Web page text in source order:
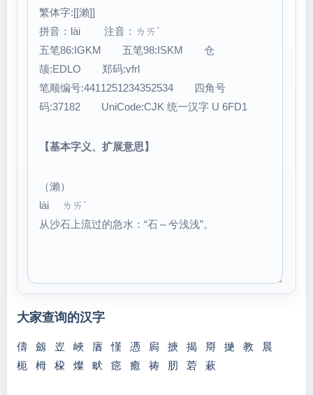
繁体字:[[瀨]]
拼音：lài 注音：ㄌㄞˋ
五笔86:IGKM 五笔98:ISKM 仓
颉:EDLO 郑码:vfrl
笔顺编号:4411251234352534 四角号
码:37182 UniCode:CJK 统一汉字 U 6FD1
【基本字义、扩展意思】
（瀨）
lài ㄌㄞˋ
从沙石上流过的急水：“石～兮浅浅”。
大家查询的汉字
儔 劔 岦 峽 庮 慬 慿 扄 掶 揭 搿 撧 教
晨
枙
栂 桗 燦 畎 癋 癒 祷 肕 菪 蔌